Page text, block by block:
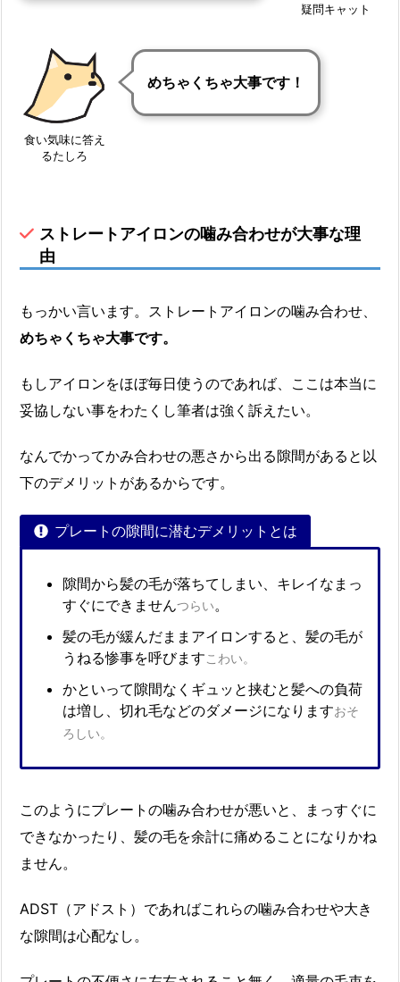
疑問キャット
食い気味に答え
るたしろ
めちゃくちゃ大事です！
ストレートアイロンの噛み合わせが大事な理
由
もっかい言います。ストレートアイロンの噛み合わせ、
めちゃくちゃ大事です。
もしアイロンをほぼ毎日使うのであれば、ここは本当に
妥協しない事をわたくし筆者は強く訴えたい。
なんでかってかみ合わせの悪さから出る隙間があると以
下のデメリットがあるからです。
プレートの隙間に潜むデメリットとは
隙間から髪の毛が落ちてしまい、キレイなまっ
すぐにできませんつらい。
髪の毛が緩んだままアイロンすると、髪の毛が
うねる惨事を呼びます こわい。
かといって隙間なくギュッと挟むと髪への負荷
は増し、切れ毛などのダメージになりますおそ
ろしい。
このようにプレートの噛み合わせが悪いと、まっすぐに
できなかったり、髪の毛を余計に痛めることになりかね
ません。
ADST（アドスト）であればこれらの噛み合わせや大き
な隙間は心配なし。